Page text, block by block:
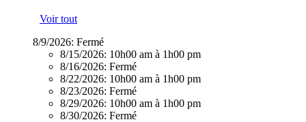
Voir tout
8/9/2026: Fermé
8/15/2026: 10h00 am à 1h00 pm
8/16/2026: Fermé
8/22/2026: 10h00 am à 1h00 pm
8/23/2026: Fermé
8/29/2026: 10h00 am à 1h00 pm
8/30/2026: Fermé